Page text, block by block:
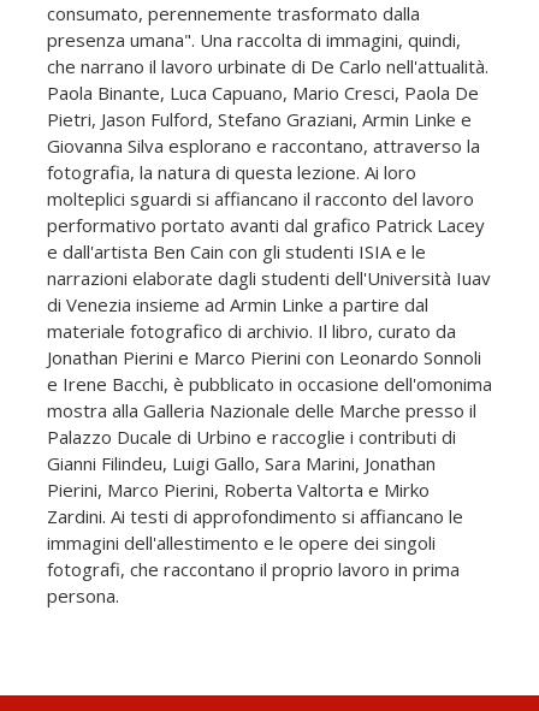
consumato, perennemente trasformato dalla
presenza umana". Una raccolta di immagini, quindi,
che narrano il lavoro urbinate di De Carlo nell'attualità.
Paola Binante, Luca Capuano, Mario Cresci, Paola De
Pietri, Jason Fulford, Stefano Graziani, Armin Linke e
Giovanna Silva esplorano e raccontano, attraverso la
fotografia, la natura di questa lezione. Ai loro
molteplici sguardi si affiancano il racconto del lavoro
performativo portato avanti dal grafico Patrick Lacey
e dall'artista Ben Cain con gli studenti ISIA e le
narrazioni elaborate dagli studenti dell'Università Iuav
di Venezia insieme ad Armin Linke a partire dal
materiale fotografico di archivio. Il libro, curato da
Jonathan Pierini e Marco Pierini con Leonardo Sonnoli
e Irene Bacchi, è pubblicato in occasione dell'omonima
mostra alla Galleria Nazionale delle Marche presso il
Palazzo Ducale di Urbino e raccoglie i contributi di
Gianni Filindeu, Luigi Gallo, Sara Marini, Jonathan
Pierini, Marco Pierini, Roberta Valtorta e Mirko
Zardini. Ai testi di approfondimento si affiancano le
immagini dell'allestimento e le opere dei singoli
fotografi, che raccontano il proprio lavoro in prima
persona.